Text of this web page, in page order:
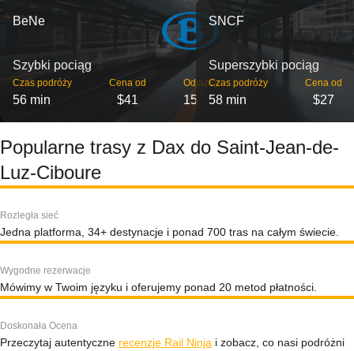
BeNe
Szybki pociąg
Czas podróży
56 min
Cena od
$41
Odjazdy
15
SNCF
Superszybki pociąg
Czas podróży
58 min
Cena od
$27
Popularne trasy z Dax do Saint-Jean-de-
Luz-Ciboure
Rozległa sieć
Jedna platforma, 34+ destynacje i ponad 700 tras na całym świecie.
Wygodne rezerwacje
Mówimy w Twoim języku i oferujemy ponad 20 metod płatności.
Doskonała Ocena
Przeczytaj autentyczne recenzje Rail Ninja i zobacz, co nasi podróżni